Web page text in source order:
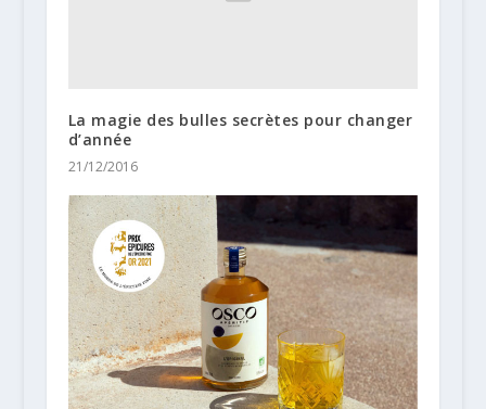
La magie des bulles secrètes pour changer
d’année
21/12/2016